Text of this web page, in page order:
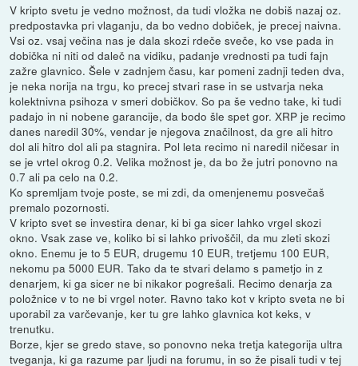
V kripto svetu je vedno možnost, da tudi vložka ne dobiš nazaj oz.
predpostavka pri vlaganju, da bo vedno dobiček, je precej naivna.
Vsi oz. vsaj večina nas je dala skozi rdeče sveče, ko vse pada in
dobička ni niti od daleč na vidiku, padanje vrednosti pa tudi fajn
zažre glavnico. Šele v zadnjem času, kar pomeni zadnji teden dva,
je neka norija na trgu, ko precej stvari rase in se ustvarja neka
kolektnivna psihoza v smeri dobičkov. So pa še vedno take, ki tudi
padajo in ni nobene garancije, da bodo šle spet gor. XRP je recimo
danes naredil 30%, vendar je njegova značilnost, da gre ali hitro
dol ali hitro dol ali pa stagnira. Pol leta recimo ni naredil ničesar in
se je vrtel okrog 0.2. Velika možnost je, da bo že jutri ponovno na
0.7 ali pa celo na 0.2.
Ko spremljam tvoje poste, se mi zdi, da omenjenemu posvečaš
premalo pozornosti.
V kripto svet se investira denar, ki bi ga sicer lahko vrgel skozi
okno. Vsak zase ve, koliko bi si lahko privoščil, da mu zleti skozi
okno. Enemu je to 5 EUR, drugemu 10 EUR, tretjemu 100 EUR,
nekomu pa 5000 EUR. Tako da te stvari delamo s pametjo in z
denarjem, ki ga sicer ne bi nikakor pogrešali. Recimo denarja za
položnice v to ne bi vrgel noter. Ravno tako kot v kripto sveta ne bi
uporabil za varčevanje, ker tu gre lahko glavnica kot keks, v
trenutku.
Borze, kjer se gredo stave, so ponovno neka tretja kategorija ultra
tveganja, ki ga razume par ljudi na forumu, in so že pisali tudi v tej